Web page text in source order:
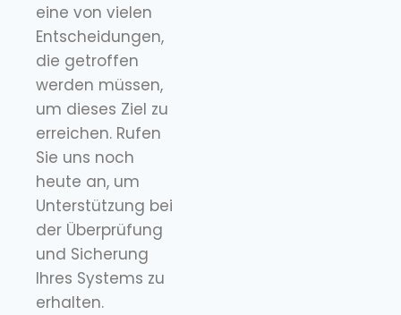
eine von vielen
Entscheidungen,
die getroffen
werden müssen,
um dieses Ziel zu
erreichen. Rufen
Sie uns noch
heute an, um
Unterstützung bei
der Überprüfung
und Sicherung
Ihres Systems zu
erhalten.